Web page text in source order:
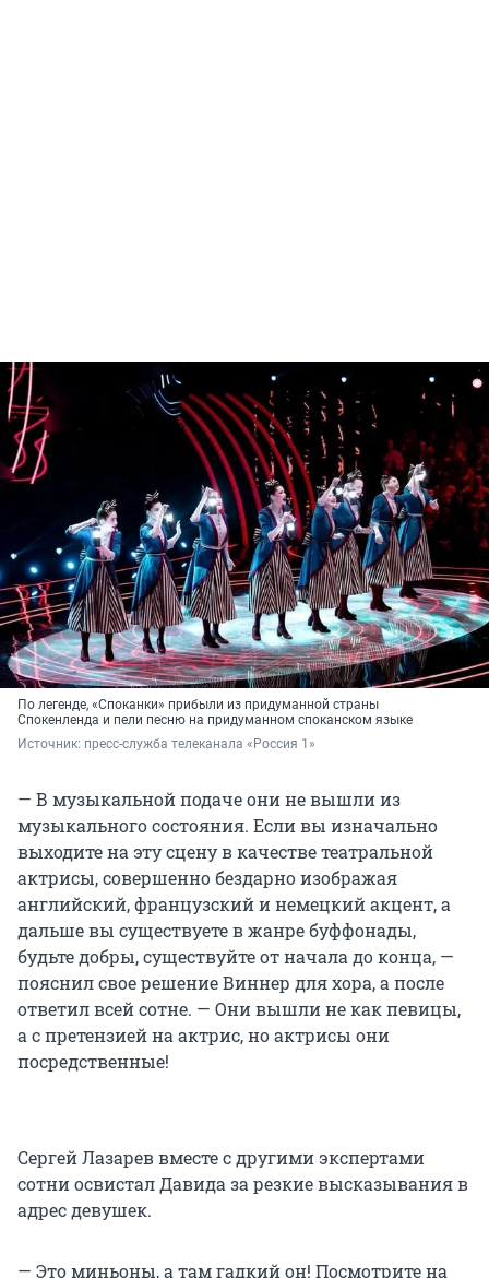
По легенде, «Споканки» прибыли из придуманной страны
Спокенленда и пели песню на придуманном споканском языке
Источник: пресс-служба телеканала «Россия 1»
— В музыкальной подаче они не вышли из
музыкального состояния. Если вы изначально
выходите на эту сцену в качестве театральной
актрисы, совершенно бездарно изображая
английский, французский и немецкий акцент, а
дальше вы существуете в жанре буффонады,
будьте добры, существуйте от начала до конца, —
пояснил свое решение Виннер для хора, а после
ответил всей сотне. — Они вышли не как певицы,
а с претензией на актрис, но актрисы они
посредственные!
Сергей Лазарев вместе с другими экспертами
сотни освистал Давида за резкие высказывания в
адрес девушек.
— Это миньоны, а там гадкий он! Посмотрите на